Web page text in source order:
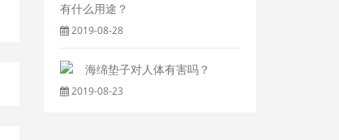
有什么用途？
2019-08-28
海绵垫子对人体有害吗？
2019-08-23